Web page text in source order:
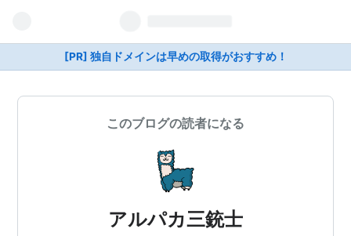
[PR] 独自ドメインは早めの取得がおすすめ！
このブログの読者になる
アルパカ三銃士